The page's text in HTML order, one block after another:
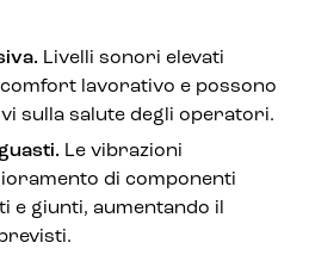
Livelli sonori elevati
lavorativo e possono
sulla salute degli operatori.
Le vibrazioni
di componenti
e giunti, aumentando il